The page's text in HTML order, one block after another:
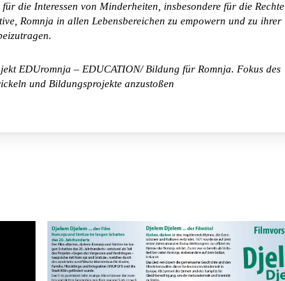
die Interessen von Minderheiten, insbesondere für die Rechte
Romnja in allen Lebensbereichen zu empowern und zu ihrer
EDUromnja – EDUCATION/ Bildung für Romnja. Fokus des
und Bildungsprojekte anzustoßen